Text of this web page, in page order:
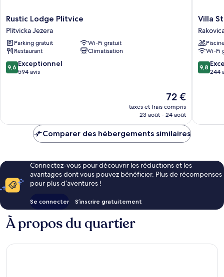
Rustic
Lodge
Plitvice
Plitvicka
Jezera
Rustic Lodge Plitvice
Plitvicka Jezera
Parking gratuit
Wi-Fi gratuit
Restaurant
Climatisation
9.6
sur
9,6 Exceptionnel
594 avis
Le
nouveau
prix
de
72 €
taxes et frais compris
23 août - 24 août
Villa
Stone
Rakovica
Villa
Wi-Fi
9.8
sur
9,8
244
Comparer des hébergements similaires
Connectez-vous pour découvrir les réductions et les
avantages dont vous pouvez bénéficier. Plus de récompenses
pour plus d’aventures !
Se connecter S’inscrire gratuitement
À propos du quartier